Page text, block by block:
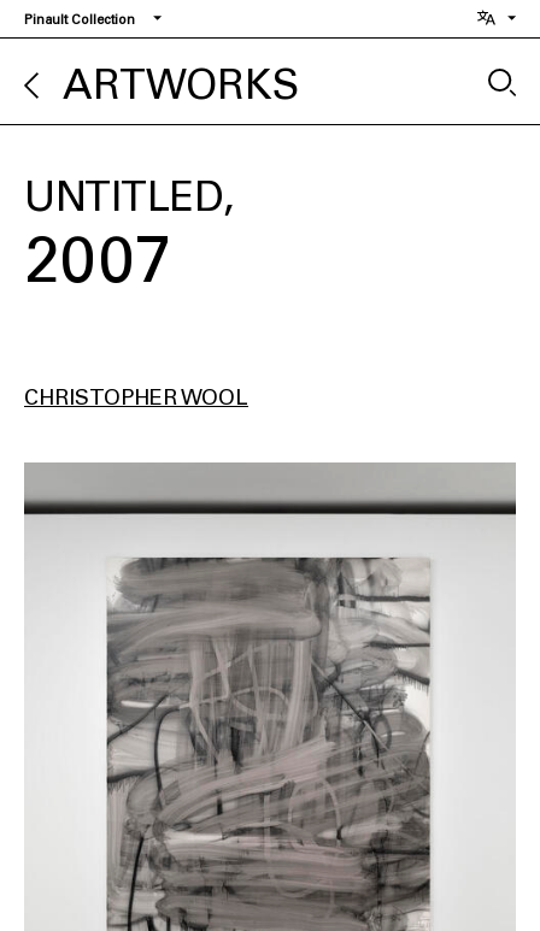
Skip
to
main
content
Pinault Collection
ARTWORKS
UNTITLED
2007
CHRISTOPHER WOOL